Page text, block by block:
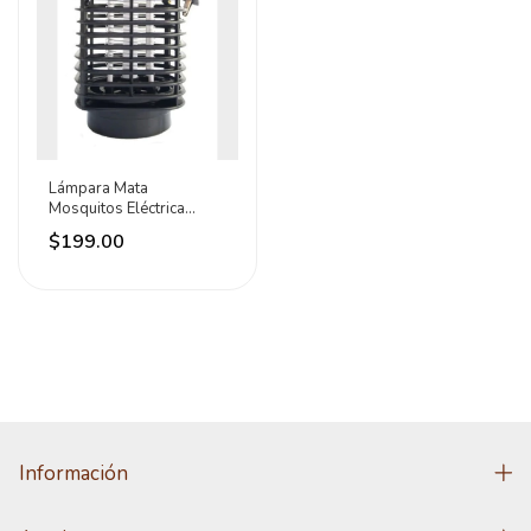
Lámpara Mata
Mosquitos Eléctrica
Goodwill 5w
$199.00
Información